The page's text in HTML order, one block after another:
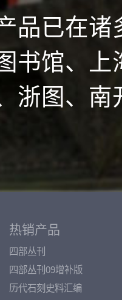
品已在
书馆、
浙图、
热销产品
四部丛刊
四部丛刊09增补版
历代石刻史料汇编